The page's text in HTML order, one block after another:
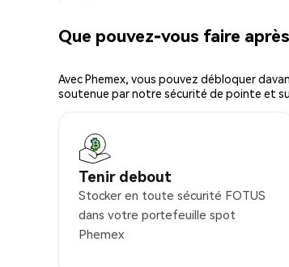
Que pouvez-vous faire
Avec Phemex, vous pouvez débloquer
soutenue par notre sécurité de pointe et
Tenir debout
Stocker en toute sécurité FOTUS
dans votre portefeuille spot
Phemex